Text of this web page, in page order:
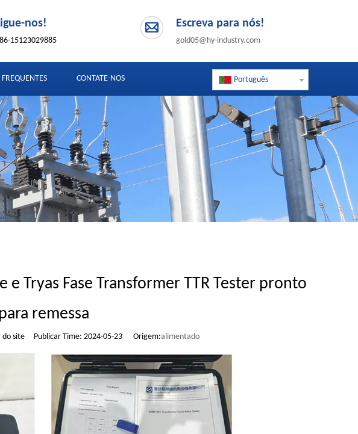
nos!
15123029885
Escreva para nós!
gold05@hy-industry.com
CONTATE-NOS Português
e Tryas Fase Transformer TTR Tester pronto
para remessa
site Publicar Time: 2024-05-23 Origem:alimentado